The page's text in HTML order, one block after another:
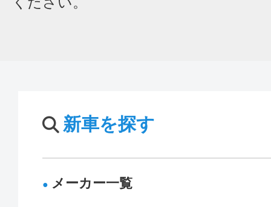
新車を探す
メーカー一覧